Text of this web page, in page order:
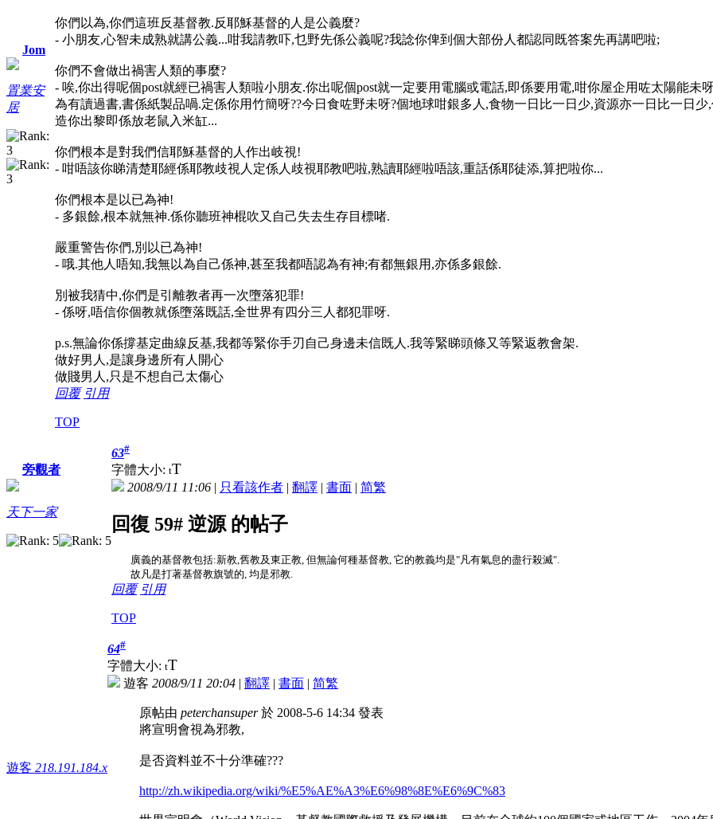
Jom
置業安
居
你們以為,你們這班反基督教.反耶穌基督的人是公義麼?
- 小朋友,心智未成熟就講公義...咁我請教吓,乜野先係公義呢?我諗你俾到個大部份人都認同既答案先再講吧啦;
你們不會做出禍害人類的事麼?
- 唉,你出得呢個post就經已禍害人類啦小朋友.你出呢個post就一定要用電腦或電話,即係要用電,咁你屋企用咗太陽能未
為有讀過書,書係紙製品喎.定係你用竹簡呀??今日食咗野未呀?個地球咁銀多人,食物一日比一日少,資源亦一日比一日
造你出黎即係放老鼠入米缸...
你們根本是對我們信耶穌基督的人作出岐視!
- 咁唔該你睇清楚耶經係耶教歧視人定係人歧視耶教吧啦,熟讀耶經啦唔該,重話係耶徒添,算把啦你...
你們根本是以已為神!
- 多銀餘,根本就無神.係你聽班神棍吹又自己失去生存目標啫.
嚴重警告你們,別以已為神!
- 哦.其他人唔知,我無以為自己係神,甚至我都唔認為有神;有都無銀用,亦係多銀餘.
別被我猜中,你們是引離教者再一次墮落犯罪!
- 係呀,唔信你個教就係墮落既話,全世界有四分三人都犯罪呀.
p.s.無論你係撐基定曲線反基,我都等緊你手刃自己身邊未信既人.我等緊睇頭條又等緊返教會架.
做好男人,是讓身邊所有人開心
做賤男人,只是不想自己太傷心
回覆 引用
TOP
旁觀者
天下一家
63#
字體大小: tT
2008/9/11 11:06 | 只看該作者 | 翻譯 | 書面 | 简繁
回復 59# 逆源 的帖子
廣義的基督教包括:新教,舊教及東正教, 但無論何種基督教, 它的教義均是"凡有氣息的盡行殺滅".
故凡是打著基督教旗號的, 均是邪教.
回覆 引用
TOP
遊客 218.191.184.x
64#
字體大小: tT
遊客 2008/9/11 20:04 | 翻譯 | 書面 | 简繁
原帖由 peterchansuper於 2008-5-6 14:34 發表
將宣明會視為邪教,
是否資料並不十分準確???
http://zh.wikipedia.org/wiki/%E5%AE%A3%E6%98%8E%E6%9C%83